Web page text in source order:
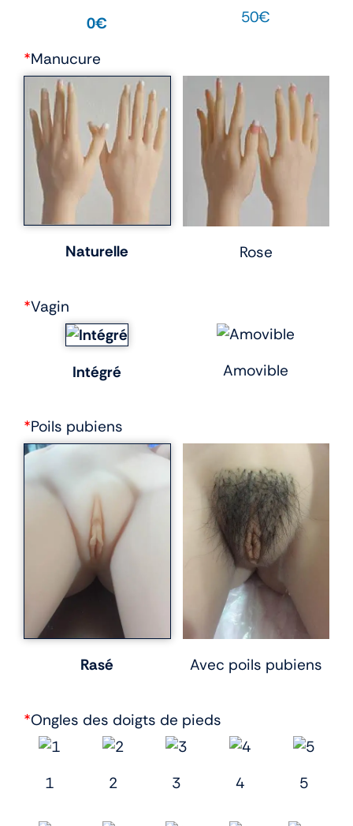
0€ 50€
*Manucure
Naturelle Rose
*Vagin
Intégré Amovible
*Poils pubiens
Rasé Avec poils pubiens
*Ongles des doigts de pieds
1 2 3 4 5